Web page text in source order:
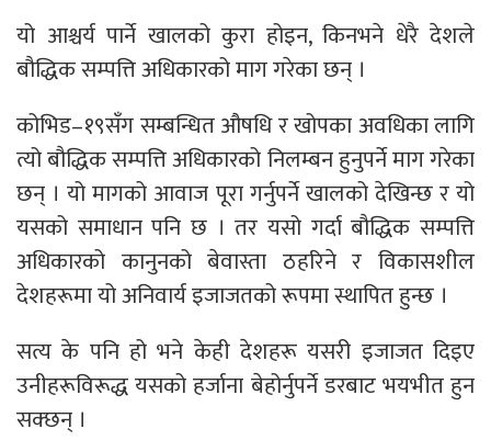
यो आश्चर्य पार्ने खालको कुरा होइन, किनभने धेरै देशले
बौद्धिक सम्पत्ति अधिकारको माग गरेका छन् ।
कोभिड–१९सँग सम्बन्धित औषधि र खोपका अवधिका लागि
त्यो बौद्धिक सम्पत्ति अधिकारको निलम्बन हुनुपर्ने माग गरेका
छन् । यो मागको आवाज पूरा गर्नुपर्ने खालको देखिन्छ र यो
यसको समाधान पनि छ । तर यसो गर्दा बौद्धिक सम्पत्ति
अधिकारको कानुनको बेवास्ता ठहरिने र विकासशील
देशहरूमा यो अनिवार्य इजाजतको रूपमा स्थापित हुन्छ ।
सत्य के पनि हो भने केही देशहरू यसरी इजाजत दिइए
उनीहरूविरूद्ध यसको हर्जाना बेहोर्नुपर्ने डरबाट भयभीत हुन
सक्छन् ।